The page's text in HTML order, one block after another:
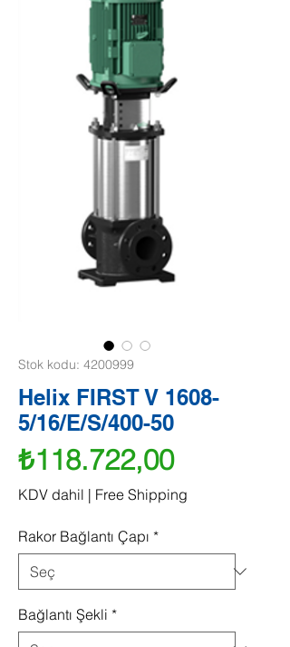
Stok kodu: 4200999
Helix FIRST V 1608-
5/16/E/S/400-50
₺118.722,00Fiyat
KDV dahil | Free Shipping
Rakor Bağlantı Çapı *
Bağlantı Şekli *